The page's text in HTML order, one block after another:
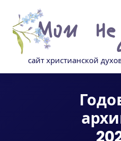
содержимому
сайт христианской